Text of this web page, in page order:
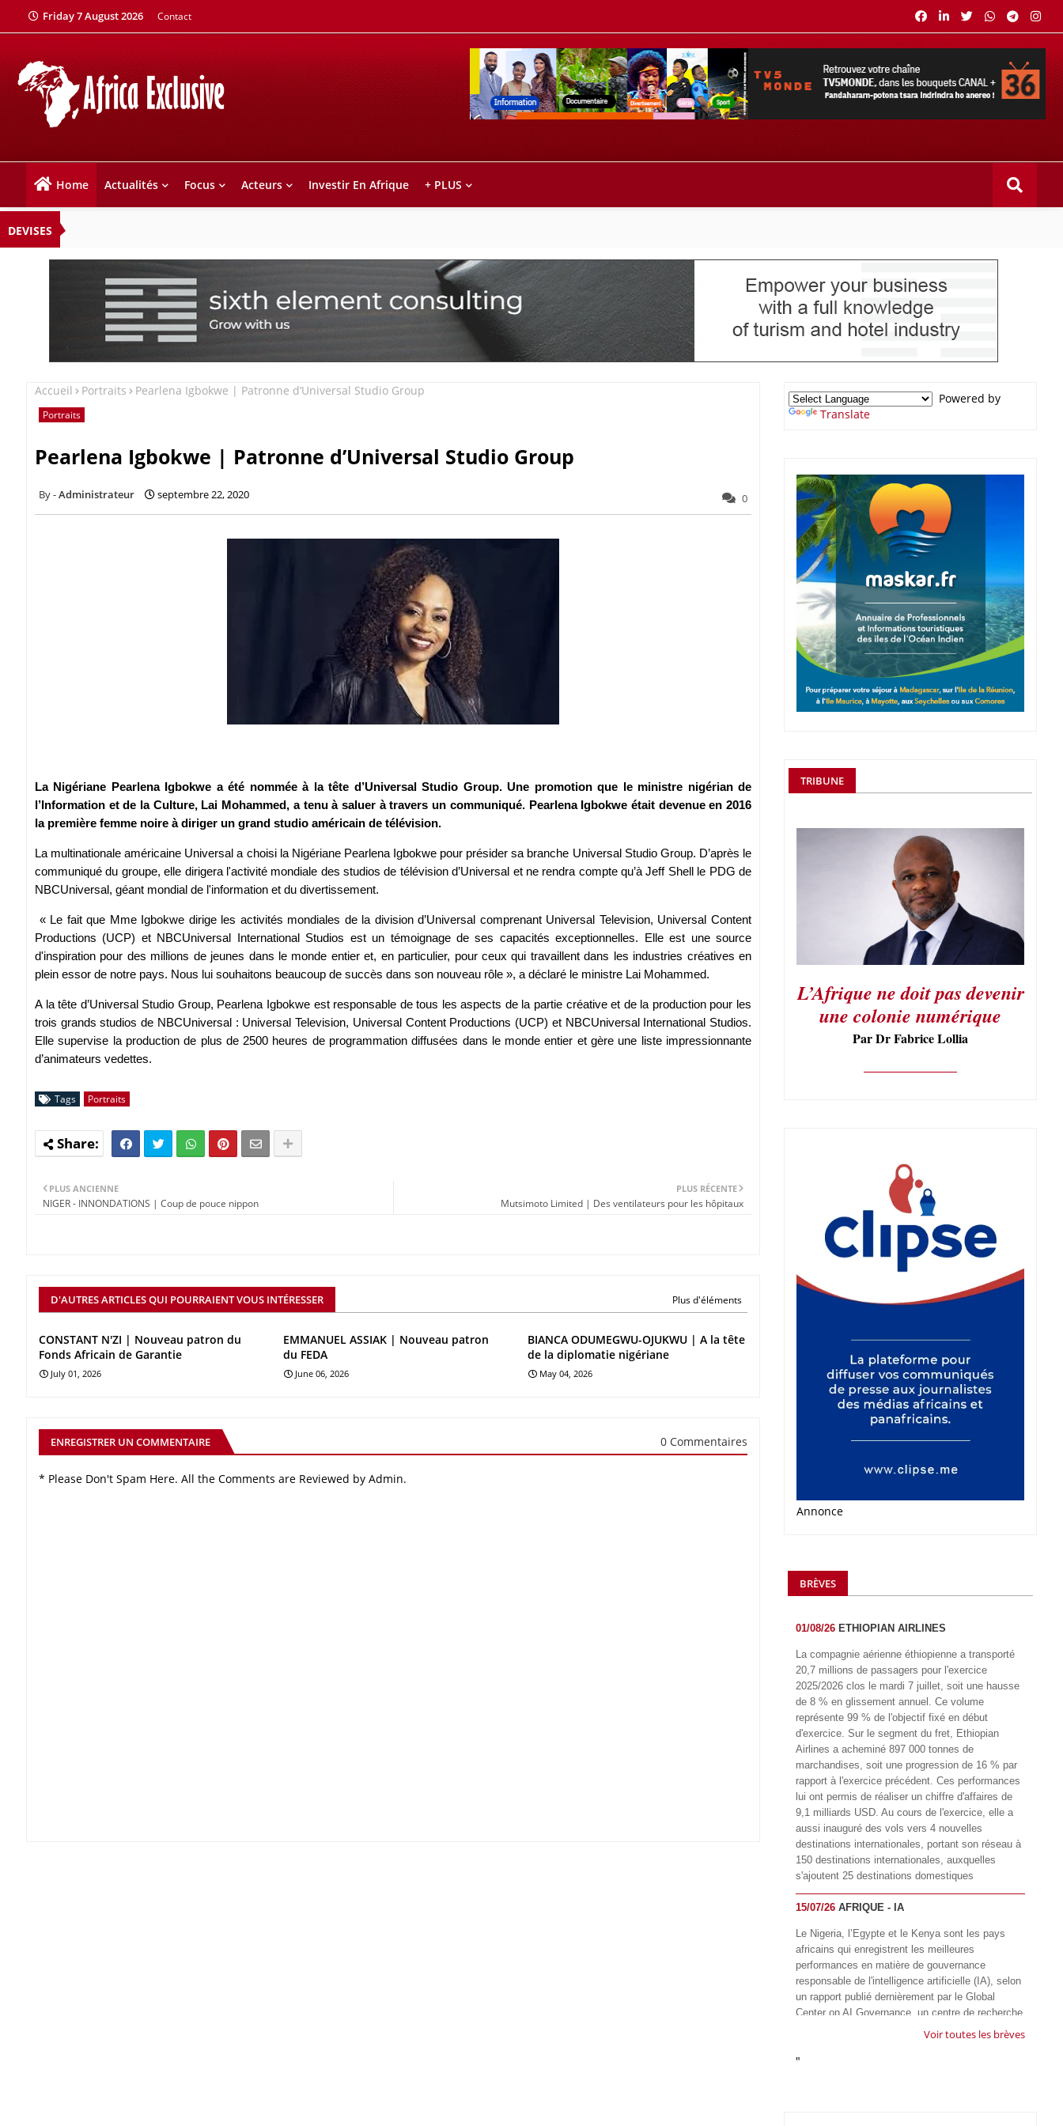
Friday 7 August 2026 Contact
Home Actualités Focus Acteurs Investir En Afrique + PLUS
DEVISES
Accueil Portraits Pearlena Igbokwe | Patronne d’Universal Studio Group
Portraits
Pearlena Igbokwe | Patronne d’Universal Studio Group
Administrateur septembre 22, 2020 0
La Nigériane Pearlena Igbokwe a été nommée à la tête d’Universal Studio Group. Une promotion que le ministre nigérian de
l’Information et de la Culture, Lai Mohammed, a tenu à saluer à travers un communiqué. Pearlena Igbokwe était devenue en 2016
la première femme noire à diriger un grand studio américain de télévision.
La multinationale américaine Universal a choisi la Nigériane Pearlena Igbokwe pour présider sa branche Universal Studio Group. D’après le
communiqué du groupe, elle dirigera l'activité mondiale des studios de télévision d’Universal et ne rendra compte qu’à Jeff Shell le PDG de
NBCUniversal, géant mondial de l'information et du divertissement.
« Le fait que Mme Igbokwe dirige les activités mondiales de la division d’Universal comprenant Universal Television, Universal Content
Productions (UCP) et NBCUniversal International Studios est un témoignage de ses capacités exceptionnelles. Elle est une source
d'inspiration pour des millions de jeunes dans le monde entier et, en particulier, pour ceux qui travaillent dans les industries créatives en
plein essor de notre pays. Nous lui souhaitons beaucoup de succès dans son nouveau rôle », a déclaré le ministre Lai Mohammed.
A la tête d’Universal Studio Group, Pearlena Igbokwe est responsable de tous les aspects de la partie créative et de la production pour les
trois grands studios de NBCUniversal : Universal Television, Universal Content Productions (UCP) et NBCUniversal International Studios.
Elle supervise la production de plus de 2500 heures de programmation diffusées dans le monde entier et gère une liste impressionnante
d’animateurs vedettes.
Tags Portraits
PLUS RÉCENTE
Mutsimoto Limited | Des ventilateurs pour les hôpitaux
PLUS ANCIENNE
NIGER - INNONDATIONS | Coup de pouce nippon
D'AUTRES ARTICLES QUI POURRAIENT VOUS INTÉRESSER Plus d'éléments
CONSTANT N'ZI | Nouveau patron du
Fonds Africain de Garantie
July 01, 2026
EMMANUEL ASSIAK | Nouveau patron
du FEDA
June 06, 2026
BIANCA ODUMEGWU-OJUKWU | A la tête
de la diplomatie nigériane
May 04, 2026
ENREGISTRER UN COMMENTAIRE 0 Commentaires
* Please Don't Spam Here. All the Comments are Reviewed by Admin.
Powered by
Translate
TRIBUNE
L’Afrique ne doit pas devenir
une colonie numérique
Par Dr Fabrice Lollia
Annonce
BRÈVES
01/08/26 ETHIOPIAN AIRLINES
La compagnie aérienne éthiopienne a transporté
20,7 millions de passagers pour l'exercice
2025/2026 clos le mardi 7 juillet, soit une hausse
de 8 % en glissement annuel. Ce volume
représente 99 % de l'objectif fixé en début
d'exercice. Sur le segment du fret, Ethiopian
Airlines a acheminé 897 000 tonnes de
marchandises, soit une progression de 16 % par
rapport à l'exercice précédent. Ces performances
lui ont permis de réaliser un chiffre d'affaires de
9,1 milliards USD. Au cours de l'exercice, elle a
aussi inauguré des vols vers 4 nouvelles
destinations internationales, portant son réseau à
150 destinations internationales, auxquelles
s'ajoutent 25 destinations domestiques
15/07/26 AFRIQUE - IA
Le Nigeria, l’Egypte et le Kenya sont les pays
africains qui enregistrent les meilleures
performances en matière de gouvernance
responsable de l'intelligence artificielle (IA), selon
un rapport publié dernièrement par le Global
Center on AI Governance, un centre de recherche
basé en Afrique du Sud, qui œuvre à promouvoir
à l'échelle mondiale. Alors que l’IA transforme
Voir toutes les brèves
"